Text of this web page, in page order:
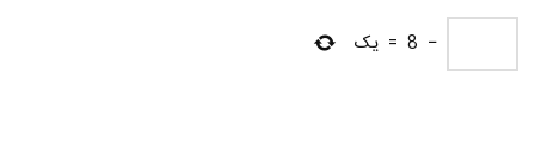
−
8
= یک